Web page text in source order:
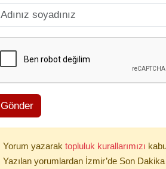
Gönder
Yorum yazarak topluluk kurallarımızı
Yazılan yorumlardan İzmir’de Son